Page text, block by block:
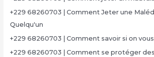
+229 68260703 | Comment Jeter une
Quelqu'un
+229 68260703 | Comment savoir si on
+229 68260703 | Comment se protéger